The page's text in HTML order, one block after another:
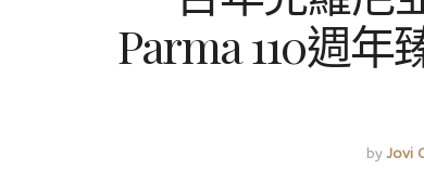
Parma 110週
by Jovi